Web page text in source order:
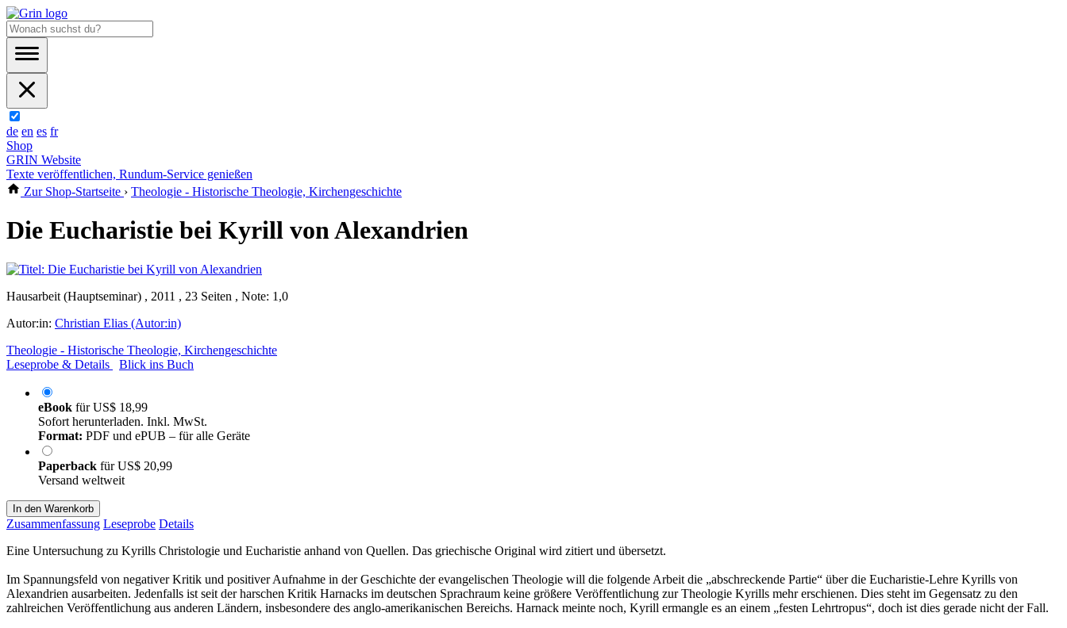
de en es fr
Shop
GRIN Website
Texte veröffentlichen, Rundum-Service genießen
Zur Shop-Startseite › Theologie - Historische Theologie, Kirchengeschichte
Die Eucharistie bei Kyrill von Alexandrien
Hausarbeit (Hauptseminar) , 2011 , 23 Seiten , Note: 1,0
Autor:in: Christian Elias (Autor:in)
Theologie - Historische Theologie, Kirchengeschichte
Leseprobe & Details
Blick ins Buch
eBook fürUS$ 18,99
Sofort herunterladen. Inkl. MwSt.
Format: PDF und ePUB – für alle Geräte
Paperback fürUS$ 20,99
Versand weltweit
In den Warenkorb
Zusammenfassung Leseprobe Details
Eine Untersuchung zu Kyrills Christologie und Eucharistie anhand von Quellen. Das griechische Original wird zitiert und übersetzt.
Im Spannungsfeld von negativer Kritik und positiver Aufnahme in der Geschichte der evangelischen Theologie will die folgende Arbeit die „abschreckende Partie“ über die Eucharistie-Lehre Kyrills von
Alexandrien ausarbeiten. Jedenfalls ist seit der harschen Kritik Harnacks im deutschen Sprachraum keine größere Veröffentlichung zur Theologie Kyrills mehr erschienen. Dies steht im Gegensatz zu den
zahlreichen Veröffentlichung aus anderen Ländern, insbesondere des anglo-amerikanischen Bereichs. Harnack meinte noch, Kyrill ermangle es an einem „festen Lehrtropus“, doch ist dies gerade nicht der Fall.